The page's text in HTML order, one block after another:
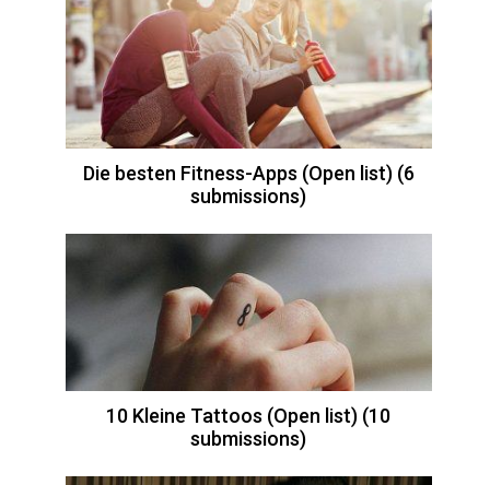
Die besten Fitness-Apps (Open list) (6
submissions)
10 Kleine Tattoos (Open list) (10
submissions)